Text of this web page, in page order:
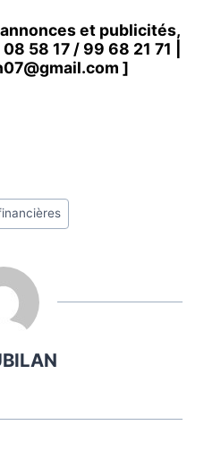
et publicités,
58 17 / 99 68 21 71
]